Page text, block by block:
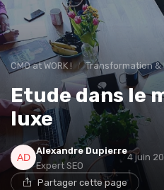
CMO at WORK ! Transformation &
Etude dans le
luxe
Alexandre Dupierre
Expert SEO
4 juin
Partager cette page